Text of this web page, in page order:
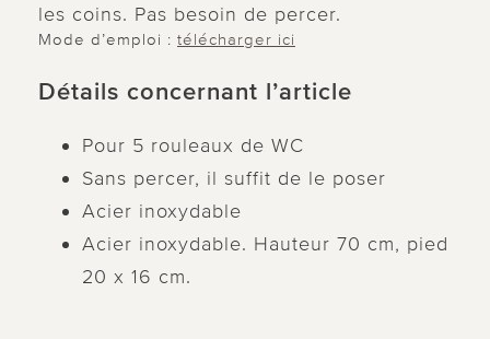
les coins. Pas besoin de percer.
Mode d’emploi : télécharger ici
Détails concernant l’article
Pour 5 rouleaux de WC
Sans percer, il suffit de le poser
Acier inoxydable
Acier inoxydable. Hauteur 70 cm, pied
20 x 16 cm.